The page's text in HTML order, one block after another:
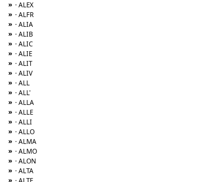
» · ALEX
» · ALFR
» · ALIA
» · ALIB
» · ALIC
» · ALIE
» · ALIT
» · ALIV
» · ALL
» · ALL'
» · ALLA
» · ALLE
» · ALLI
» · ALLO
» · ALMA
» · ALMO
» · ALON
» · ALTA
»